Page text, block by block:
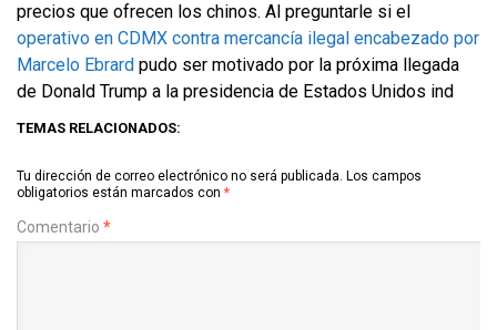
precios que ofrecen los chinos. Al preguntarle si el
operativo en CDMX contra mercancía ilegal encabezado por
Marcelo Ebrard pudo ser motivado por la próxima llegada
de Donald Trump a la presidencia de Estados Unidos ind
TEMAS RELACIONADOS:
Tu dirección de correo electrónico no será publicada. Los campos
obligatorios están marcados con *
Comentario *